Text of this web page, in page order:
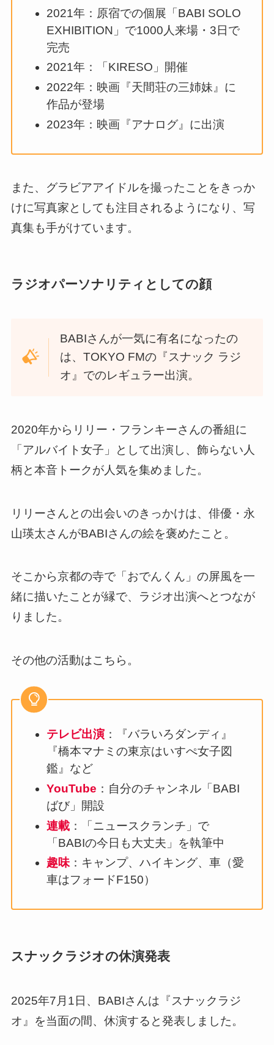
2021年：原宿での個展「BABI SOLO
EXHIBITION」で1000人来場・3日で
完売
2021年：「KIRESO」開催
2022年：映画『天間荘の三姉妹』に
作品が登場
2023年：映画『アナログ』に出演
また、グラビアアイドルを撮ったことをきっか
けに写真家としても注目されるようになり、写
真集も手がけています。
ラジオパーソナリティとしての顔
BABIさんが一気に有名になったの
は、TOKYO FMの『スナック ラジ
オ』でのレギュラー出演。
2020年からリリー・フランキーさんの番組に
「アルバイト女子」として出演し、飾らない人
柄と本音トークが人気を集めました。
リリーさんとの出会いのきっかけは、俳優・永
山瑛太さんがBABIさんの絵を褒めたこと。
そこから京都の寺で「おでんくん」の屏風を一
緒に描いたことが縁で、ラジオ出演へとつなが
りました。
その他の活動はこちら。
テレビ出演 ：『バラいろダンディ』
『橋本マナミの東京はいすぺ女子図
鑑』など
YouTube ：自分のチャンネル「BABI
ばび」開設
連載 ：「ニュースクランチ」で
「BABIの今日も大丈夫」を執筆中
趣味：キャンプ、ハイキング、車（愛
車はフォードF150）
スナックラジオの休演発表
2025年7月1日、BABIさんは『スナックラジ
オ』を当面の間、休演すると発表しました。